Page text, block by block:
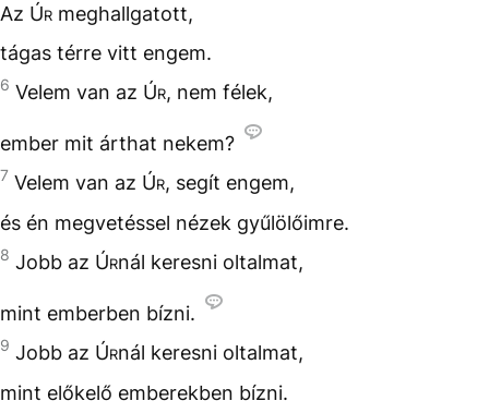
Az Úr meghallgatott,
tágas térre vitt engem.
6 Velem van az Úr, nem félek,
ember mit árthat nekem?
7 Velem van az Úr, segít engem,
és én megvetéssel nézek gyűlölőimre.
8 Jobb az Úrnál keresni oltalmat,
mint emberben bízni.
9 Jobb az Úrnál keresni oltalmat,
mint előkelő emberekben bízni.